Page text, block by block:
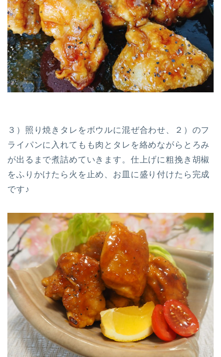
３）照り焼きタレをボウルに混ぜ合わせ、２）のフ
ライパンに入れてもも肉とタレを絡めながらとろみ
が出るまで煮詰めていきます。仕上げに粗挽き胡椒
をふりかけたら火を止め、お皿に盛り付けたら完成
です♪